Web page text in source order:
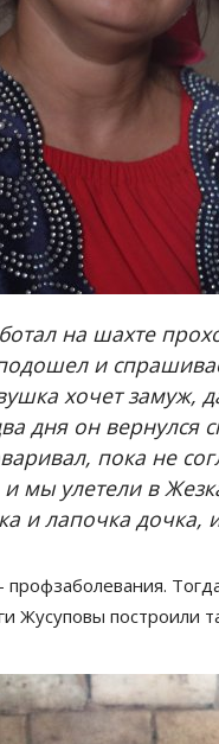
на шахте
и
хочет замуж,
дня он вернулся
пока не
мы улетели в
и лапочка дочка,
профзаболевания.
Жусуповы построили
известно
в ДТП
0 267
трое детей и
лечение.